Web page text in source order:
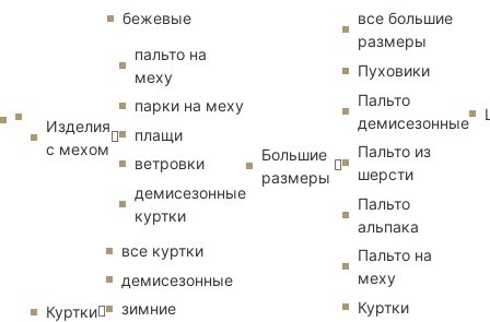
бежевые
Изделия
с мехом
пальто на
меху
парки на меху
плащи
ветровки
демисезонные
куртки
Куртки
все куртки
демисезонные
зимние
Большие
размеры
все большие
размеры
Пуховики
Пальто
демисезонные
Пальто из
шерсти
Пальто
альпака
Пальто на
меху
Куртки